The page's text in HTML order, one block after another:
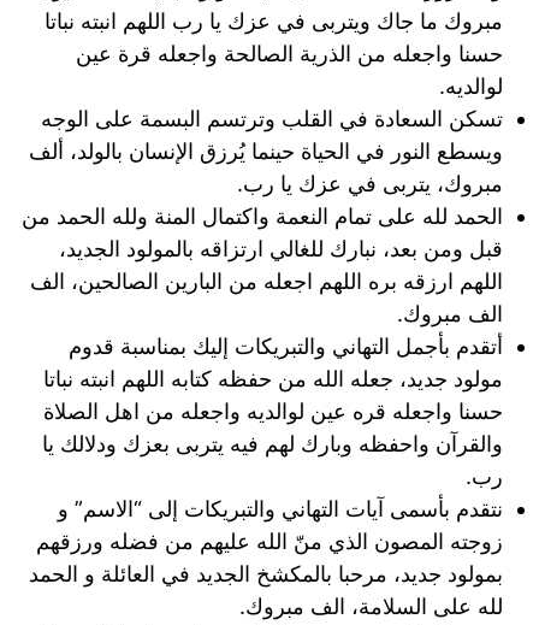
مبروك ما جاك ويتربى في عزك يا رب اللهم انبته نباتا
حسنا ‏واجعله من الذرية الصالحة ‏واجعله قرة عين
لوالديه.
تسكن السعادة في القلب وترتسم البسمة على الوجه
ويسطع النور في الحياة حينما يُرزق الإنسان بالولد، ألف
مبروك، يتربى في عزك يا رب.
الحمد لله على تمام النعمة واكتمال المنة ولله الحمد من
قبل ومن بعد، نبارك للغالي ارتزاقه بالمولود الجديد،
اللهم ارزقه بره اللهم اجعله من البارين الصالحين، الف
الف مبروك.
أتقدم بأجمل التهاني والتبريكات إليك بمناسبة قدوم
مولود جديد، جعله الله من حفظه كتابه اللهم انبته نباتا
حسنا واجعله قره عين لوالديه واجعله من اهل الصلاة
والقرآن واحفظه وبارك لهم فيه يتربى بعزك ودلالك يا
رب.
نتقدم بأسمى آيات التهاني والتبريكات إلى “الاسم” و
زوجته المصون الذي منّ الله عليهم من فضله ورزقهم
بمولود جديد، مرحبا بالمكشخ الجديد في العائلة و الحمد
لله على السلامة، الف مبروك.